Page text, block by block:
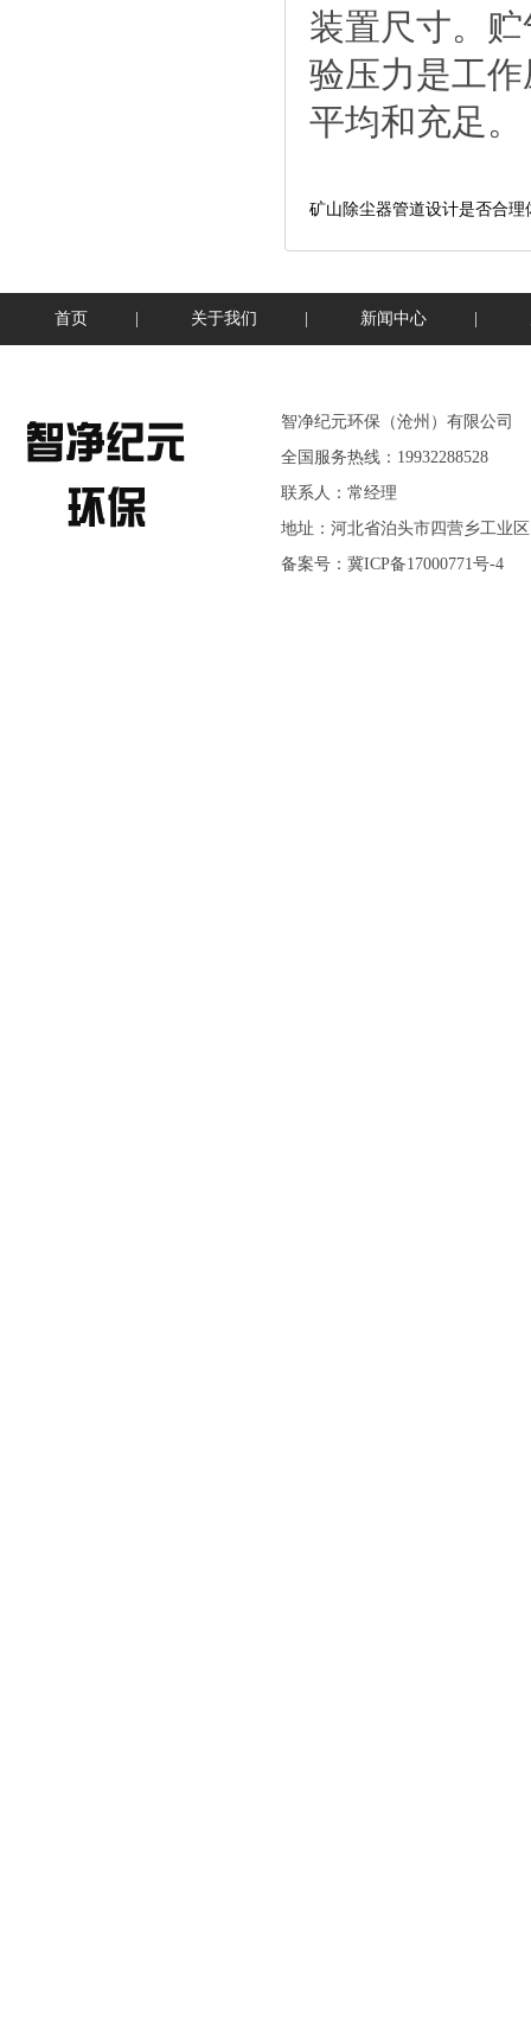
装置尺寸。
验压力是工
平均和充足。
矿山除尘器管道设计是否合理
首页 关于我们 新闻中心
智净纪元环保（沧州）有限公司
全国服务热线：19932288528
联系人：常经理
地址：河北省泊头市四营乡工业区
备案号： 冀ICP备17000771号-4